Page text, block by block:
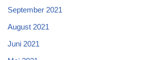
September 2021
August 2021
Juni 2021